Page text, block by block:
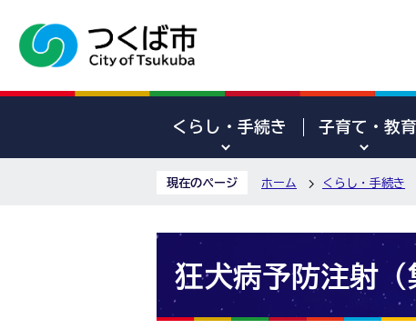
くらし・手続き 子育て・教育
現在のページ ホーム くらし・手続き
狂犬病予防注射